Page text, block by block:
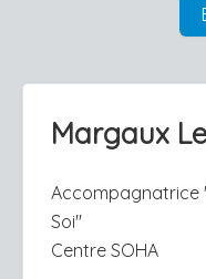
Margaux
Accompagnatrice
Soi''
Centre SOHA